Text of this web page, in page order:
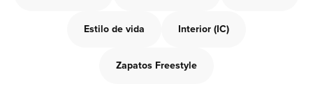
Estilo de vida Interior (IC)
Zapatos Freestyle